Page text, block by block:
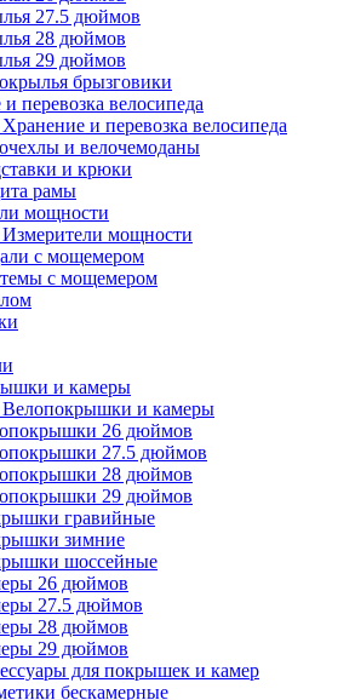
27.5 дюймов
28 дюймов
29 дюймов
брызговики
перевозка велосипеда
и перевозка велосипеда
и велочемоданы
и крюки
рамы
мощности
мощности
с мощемером
с мощемером
и камеры
Велопокрышки и камеры
26 дюймов
27.5 дюймов
28 дюймов
29 дюймов
гравийные
зимние
шоссейные
26 дюймов
27.5 дюймов
28 дюймов
29 дюймов
для покрышек и камер
бескамерные